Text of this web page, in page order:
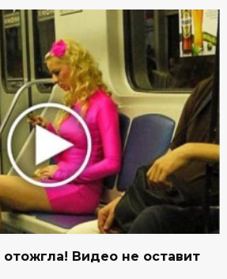
отожгла! Видео не оставит